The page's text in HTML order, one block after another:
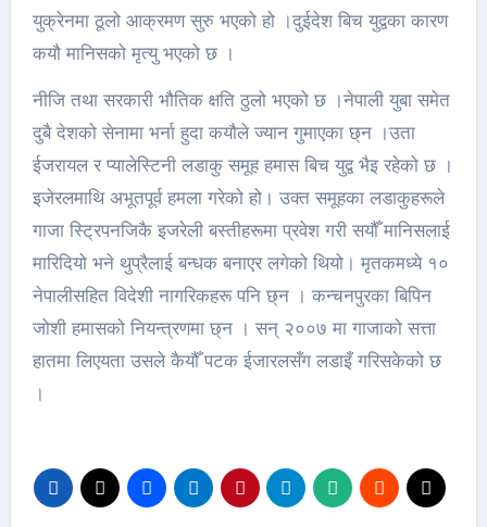
युक्रेनमा ठूलो आक्रमण सुरु भएको हो ।दुईदेश बिच युद्वका कारण
कयौ मानिसको मृत्यु भएको छ ।
नीजि तथा सरकारी भौतिक क्षति ठुलो भएको छ ।नेपाली युबा समेत
दुबै देशको सेनामा भर्ना हुदा कयौले ज्यान गुमाएका छ्न ।उता
ईजरायल र प्यालेस्टिनी लडाकु समूह हमास बिच युद्व भैइ रहेको छ ।
इजेरलमाथि अभूतपूर्व हमला गरेको हो। उक्त समूहका लडाकुहरूले
गाजा स्ट्रिपनजिकै इजरेली बस्तीहरूमा प्रवेश गरी सयौँ मानिसलाई
मारिदियो भने थुप्रैलाई बन्धक बनाएर लगेको थियो। मृतकमध्ये १०
नेपालीसहित विदेशी नागरिकहरू पनि छ्न । कन्चनपुरका बिपिन
जोशी हमासको नियन्त्रणमा छ्न । सन् २००७ मा गाजाको सत्ता
हातमा लिएयता उसले कैयौँ पटक ईजारलसँग लडाइँ गरिसकेको छ
।